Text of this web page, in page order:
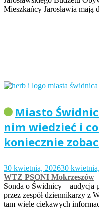
Mieszkańcy Jarosławia
Miasto
nim wiedzieć i
koniecznie
30 kwietnia, 202630
WTZ PSONI Mokrzeszów
Sonda o Świdnicy – audycja
przez zespół dziennikarzy z
tam wiele ciekawych